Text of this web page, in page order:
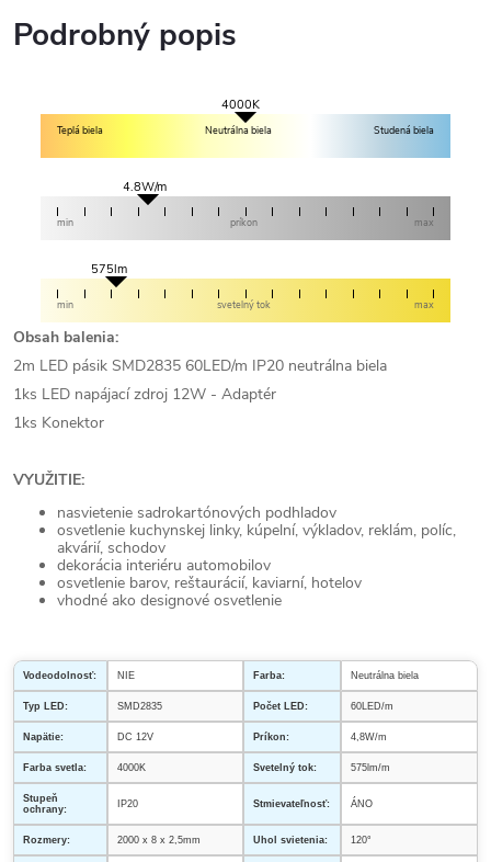
Podrobný popis
4000K
Teplá biela Neutrálna biela Studená biela
4.8W/m
min príkon max
575lm
min svetelný tok max
Obsah balenia:
2m LED pásik SMD2835 60LED/m IP20 neutrálna biela
1ks LED napájací zdroj 12W - Adaptér
1ks Konektor
VYUŽITIE:
nasvietenie sadrokartónových podhladov
osvetlenie kuchynskej linky, kúpelní, výkladov, reklám, políc,
akvárií, schodov
dekorácia interiéru automobilov
osvetlenie barov, reštaurácií, kaviarní, hotelov
vhodné ako designové osvetlenie
Vodeodolnosť: NIE Farba: Neutrálna biela
Typ LED: SMD2835 Počet LED: 60LED/m
Napätie: DC 12V Príkon: 4,8W/m
Farba svetla: 4000K Svetelný tok: 575lm/m
Stupeň
ochrany:
IP20 Stmievateľnosť: ÁNO
Rozmery: 2000 x 8 x 2,5mm Uhol svietenia: 120°